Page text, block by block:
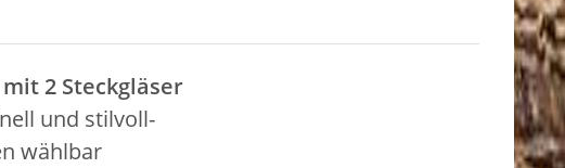
2 Steckgläser
und stilvoll-
wählbar